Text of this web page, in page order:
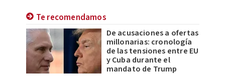
Te recomendamos
De acusaciones a ofertas
millonarias: cronología
de las tensiones entre EU
y Cuba durante el
mandato de Trump